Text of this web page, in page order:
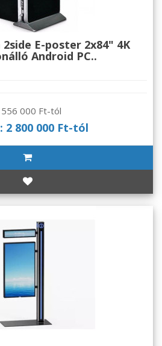
E-poster 2x84" 4K
Android PC..
000 Ft-tól
800 000 Ft-tól